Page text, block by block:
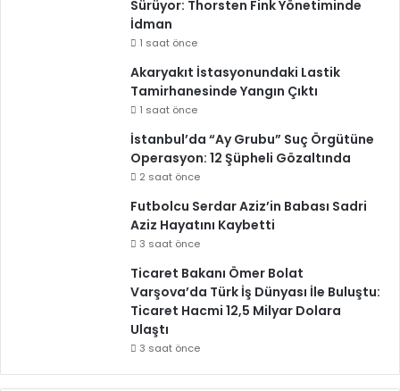
Sürüyor: Thorsten Fink Yönetiminde
İdman
1 saat önce
Akaryakıt İstasyonundaki Lastik
Tamirhanesinde Yangın Çıktı
1 saat önce
İstanbul’da “Ay Grubu” Suç Örgütüne
Operasyon: 12 Şüpheli Gözaltında
2 saat önce
Futbolcu Serdar Aziz’in Babası Sadri
Aziz Hayatını Kaybetti
3 saat önce
Ticaret Bakanı Ömer Bolat
Varşova’da Türk İş Dünyası İle Buluştu:
Ticaret Hacmi 12,5 Milyar Dolara
Ulaştı
3 saat önce